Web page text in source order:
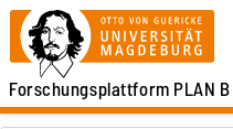
Forschungsplattform PLAN B